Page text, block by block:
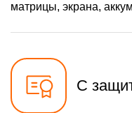
матрицы, экрана,
С